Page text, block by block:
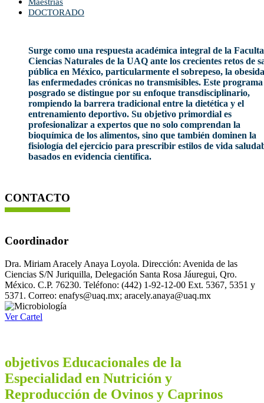
DOCTORADO
Surge como una respuesta académica integral de la
Ciencias Naturales de la UAQ ante los crecientes retos de
pública en México, particularmente el sobrepeso, la
las enfermedades crónicas no transmisibles. Este
posgrado se distingue por su enfoque transdisciplinario,
rompiendo la barrera tradicional entre la dietética y el
entrenamiento deportivo. Su objetivo primordial es
profesionalizar a expertos que no solo comprendan la
bioquímica de los alimentos, sino que también dominen la
fisiología del ejercicio para prescribir estilos de vida
basados en evidencia científica.
CONTACTO
Coordinador
Dra. Miriam Aracely Anaya Loyola. Dirección: Avenida de las
Ciencias S/N Juriquilla, Delegación Santa Rosa Jáuregui, Qro.
México. C.P. 76230. Teléfono: (442) 1-92-12-00 Ext. 5367, 5351 y
5371. Correo: enafys@uaq.mx; aracely.anaya@uaq.mx
Ver Cartel
objetivos Educacionales de la
Especialidad en Nutrición y
Reproducción de Ovinos y Caprinos